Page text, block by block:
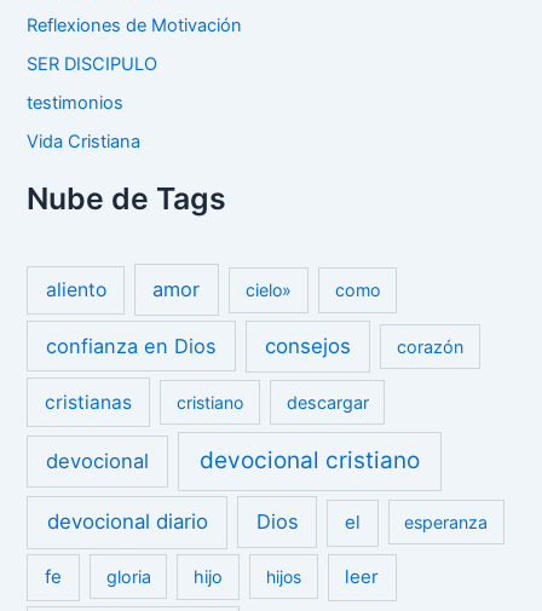
Reflexiones de Motivación
SER DISCIPULO
testimonios
Vida Cristiana
Nube de Tags
aliento amor cielo» como
confianza en Dios consejos corazón
cristianas cristiano descargar
devocional devocional cristiano
devocional diario Dios el esperanza
fe gloria hijo hijos leer